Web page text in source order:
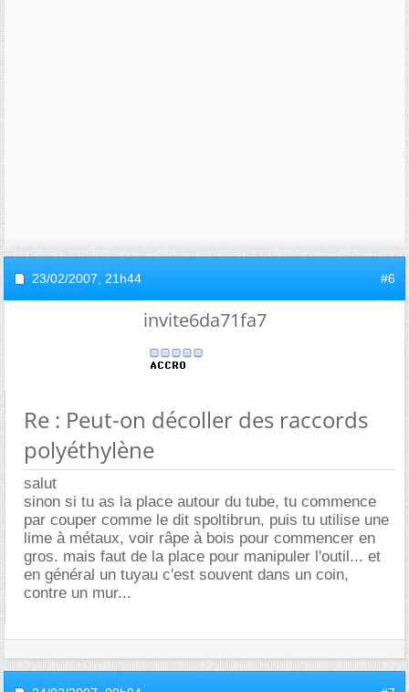
23/02/2007, 21h44 #6
invite6da71fa7
Re : Peut-on décoller des raccords
polyéthylène
salut
sinon si tu as la place autour du tube, tu commence
par couper comme le dit spoltibrun, puis tu utilise une
lime à métaux, voir râpe à bois pour commencer en
gros. mais faut de la place pour manipuler l'outil... et
en général un tuyau c'est souvent dans un coin,
contre un mur...